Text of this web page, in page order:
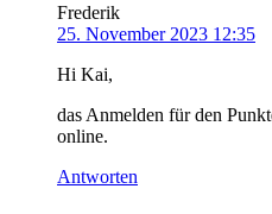
Frederik
25. November 2023 12:35
Hi Kai,
das Anmelden für den
online.
Antworten